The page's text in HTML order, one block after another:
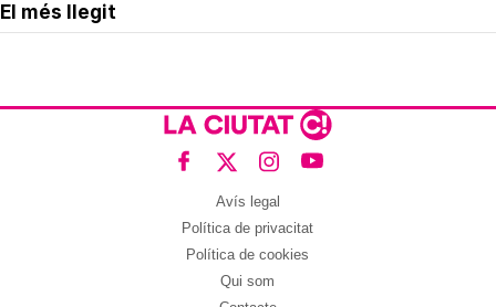
El més llegit
Avís legal
Política de privacitat
Política de cookies
Qui som